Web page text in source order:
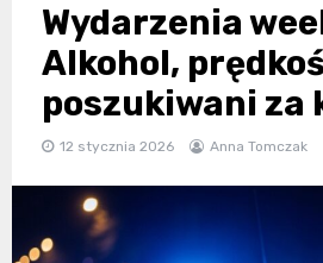
Wydarzenia
Alkohol,
poszukiwani za
12 stycznia 2026 Anna Tomczak